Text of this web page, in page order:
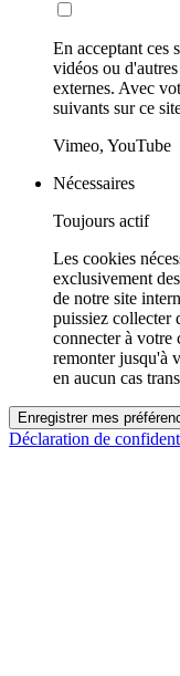
En acceptant ces
vidéos ou
externes. Avec
suivants sur ce
Vimeo, YouTube
Nécessaires
Toujours actif
Les cookies
exclusivement
de notre site
puissiez collecter
connecter à votre
remonter jusqu'à
en aucun cas
Enregistrer mes
Déclaration de